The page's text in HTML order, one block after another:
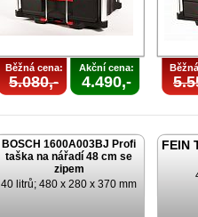
Běžná cena:
5.080,-
Akční cena:
4.490,-
BOSCH 1600A003BJ Profi
taška na nářadí 48 cm se
zipem
40 litrů; 480 x 280 x 370 mm
FEIN